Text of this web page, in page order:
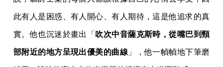
此有人是困惑、有人開心、有人期待，這是他追求的真
實。他也沉迷於畫出「 吹次中音薩克斯時，從嘴巴到頸
部附近的地方呈現出優美的曲線 」，他一幀幀地下筆磨